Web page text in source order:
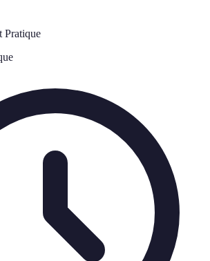
Pratique